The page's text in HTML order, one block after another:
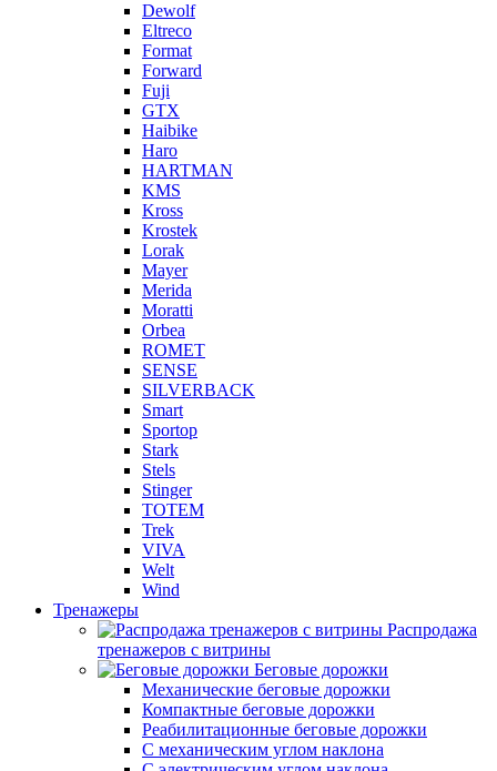
Dewolf
Eltreco
Format
Forward
Fuji
GTX
Haibike
Haro
HARTMAN
KMS
Kross
Krostek
Lorak
Mayer
Merida
Moratti
Orbea
ROMET
SENSE
SILVERBACK
Smart
Sportop
Stark
Stels
Stinger
TOTEM
Trek
VIVA
Welt
Wind
Тренажеры
Распродажа
тренажеров с витрины
Беговые дорожки
Механические беговые дорожки
Компактные беговые дорожки
Реабилитационные беговые дорожки
С механическим углом наклона